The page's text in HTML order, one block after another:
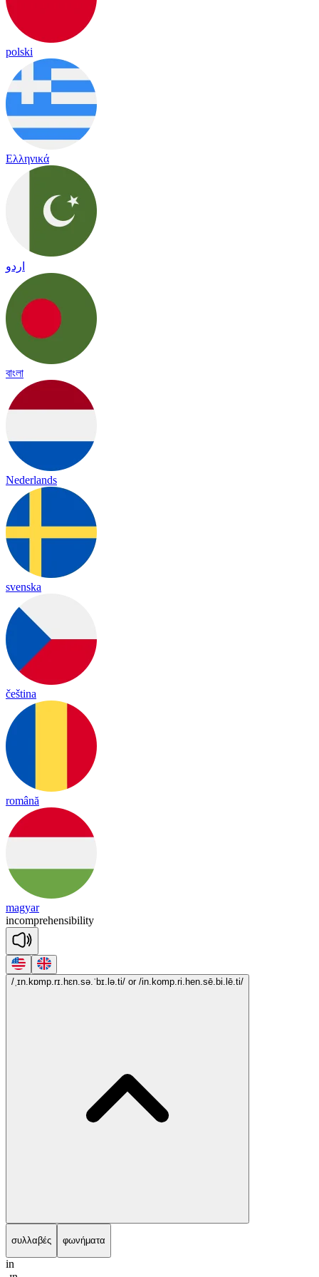
polski
Ελληνικά
اردو
বাংলা
Nederlands
svenska
čeština
română
magyar
incomprehensibility
/ˌɪn.kɒmp.rɪ.hɛn.sə.ˈbɪ.lə.ti/ or /in.komp.ri.hen.sē.bi.lē.ti/
συλλαβές φωνήματα
in